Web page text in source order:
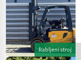
Rabljeni stroj